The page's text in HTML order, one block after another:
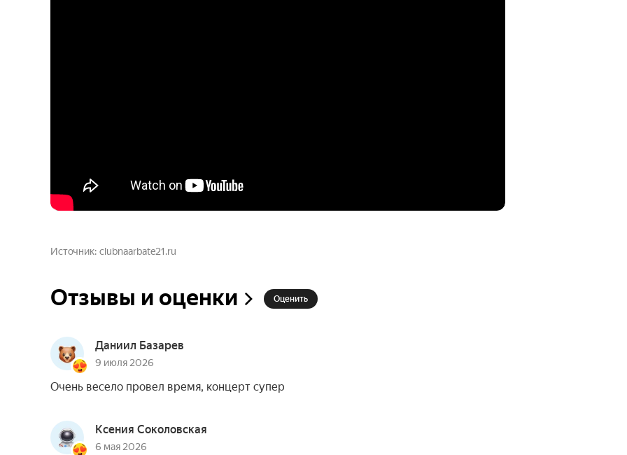
Источник clubnaarbate21.ru
Отзывы и оценки Оценить
Даниил Базарев
9 июля 2026
Очень весело провел время, концерт супер
Ксения Соколовская
6 мая 2026